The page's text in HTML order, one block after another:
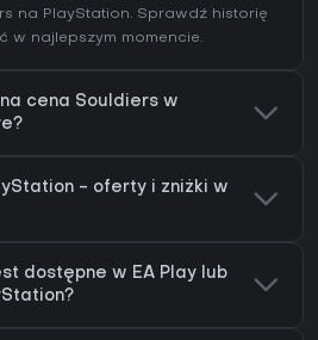
na PlayStation. Sprawdź historię
w najlepszym momencie.
cena Souldiers w
- oferty i zniżki w
dostępne w EA Play lub